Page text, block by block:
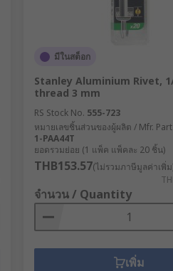
มีในสต็อก
Stanley Aluminium Rivet,
thread 3 mm
RS Stock No. 555-723
หมายเลขชิ้นส่วนของผู้ผลิต / Mfr.
1-PAA44T
ยอดรวมย่อย (1 แพ็ค แพ็คละ 20 ชิ้น)
THB153.57(ไม่รวมภาษีมูลค่าเพิ่
จำนวน / Quantity
เพิ่ม